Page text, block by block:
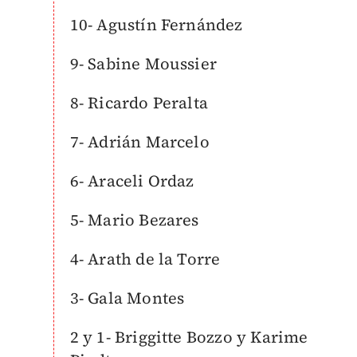
10- Agustín Fernández
9- Sabine Moussier
8- Ricardo Peralta
7- Adrián Marcelo
6- Araceli Ordaz
5- Mario Bezares
4- Arath de la Torre
3- Gala Montes
2 y 1- Briggitte Bozzo y Karime